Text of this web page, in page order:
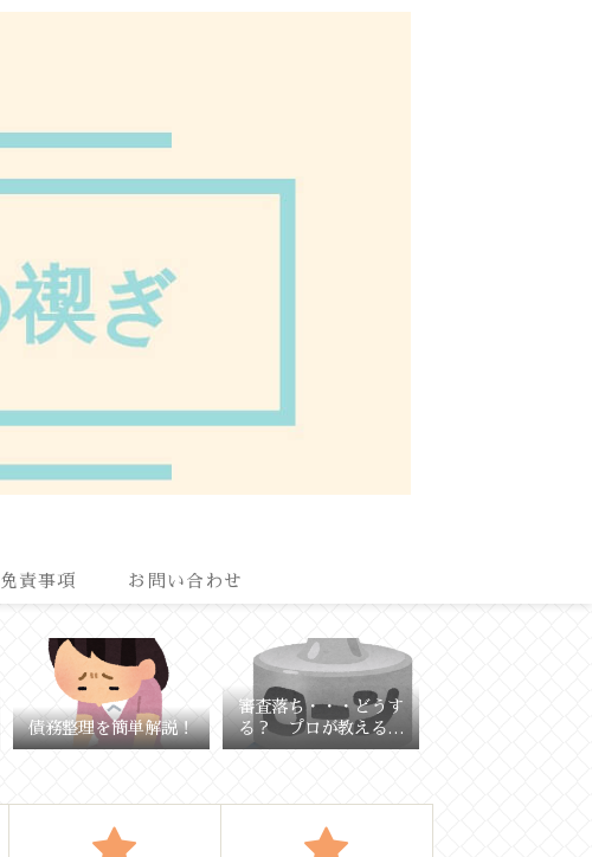
免責事項 お問い合わせ
債務整理を簡単解説！
審査落ち・・・どうす
る？ プロが教える理
由と対策